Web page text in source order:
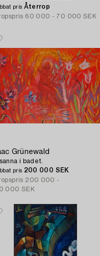
pris Återrop
60 000 - 70 000 SEK
Grünewald
i badet.
pris 200 000 SEK
200 000 -
000 SEK